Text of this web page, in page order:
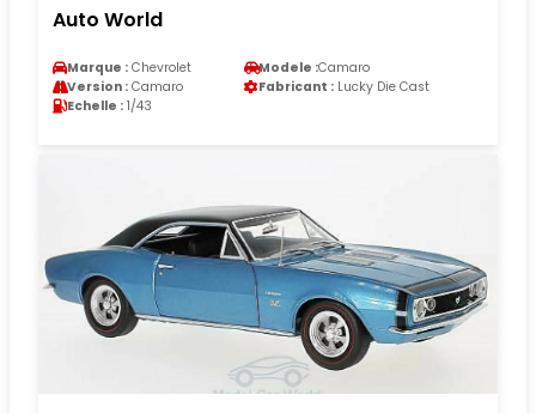
Auto World
Marque : Chevrolet Modele :Camaro
Version : Camaro Fabricant : Lucky Die Cast
Echelle : 1/43